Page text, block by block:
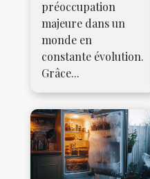
préoccupation
majeure dans un
monde en
constante évolution.
Grâce...